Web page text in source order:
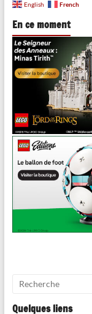
English French
En ce moment
Quelques liens